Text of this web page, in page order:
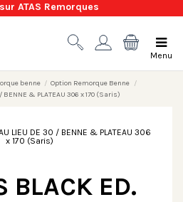
ATAS Remorques
Menu
benne
Option Remorque Benne
BENNE & PLATEAU 306 x 170 (Saris)
BLACK ED.